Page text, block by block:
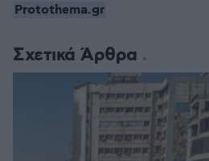
Σχετικά Άρθρα
Protothema.gr